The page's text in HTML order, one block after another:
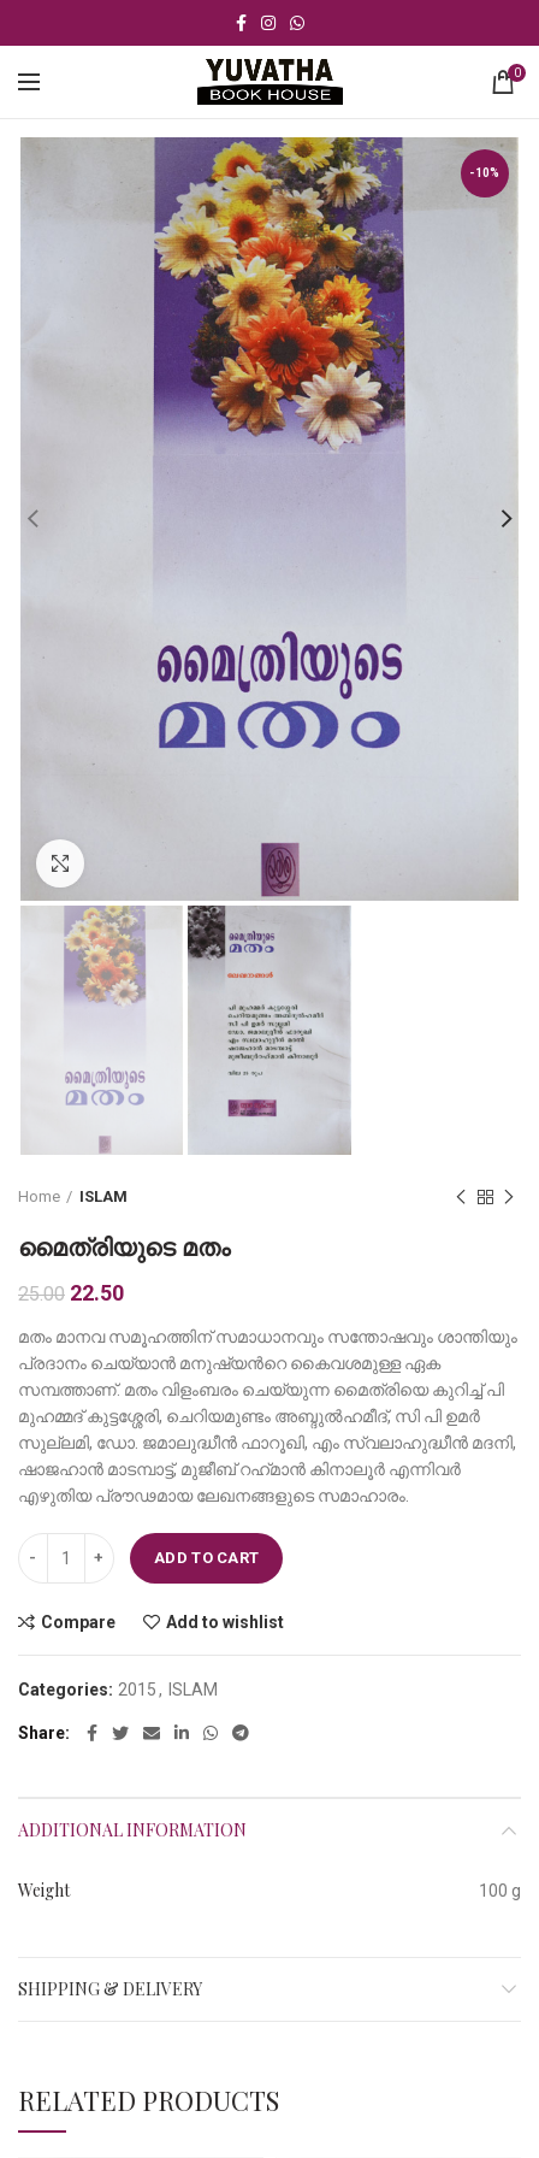
0
-10%
Click to enlarge
Home ISLAM
മൈത്രിയുടെ മതം
25.00 Original
was:
₹25.00.
22.50Current
is:
₹22.50.
മതം മാനവ സമൂഹത്തിന് സമാധാനവും സന്തോഷവും ശാന്തിയും
പ്രദാനം ചെയ്യാന്‍ മനുഷ്യന്‍റെ കൈവശമുള്ള ഏക
സമ്പത്താണ്. മതം വിളംബരം ചെയ്യുന്ന മൈത്രിയെ കുറിച്ച് പി
മുഹമ്മദ് കുട്ടശ്ശേരി, ചെറിയമുണ്ടം അബ്ദുല്‍ഹമീദ്, സി പി ഉമര്‍
സുല്ലമി, ഡോ. ജമാലുദ്ധീന്‍ ഫാറൂഖി, എം സ്വലാഹുദ്ധീന്‍ മദനി,
ഷാജഹാന്‍ മാടമ്പാട്ട്, മുജീബ് റഹ്‌മാന്‍ കിനാലൂര്‍ എന്നിവര്‍
എഴുതിയ പ്രൗഢമായ ലേഖനങ്ങളുടെ സമാഹാരം.
മൈത്രിയുടെ മതം quantity
ADD TO CART
Compare Add to wishlist
Categories: 2015, ISLAM
Share
ADDITIONAL INFORMATION
Weight 100 g
SHIPPING & DELIVERY
RELATED PRODUCTS